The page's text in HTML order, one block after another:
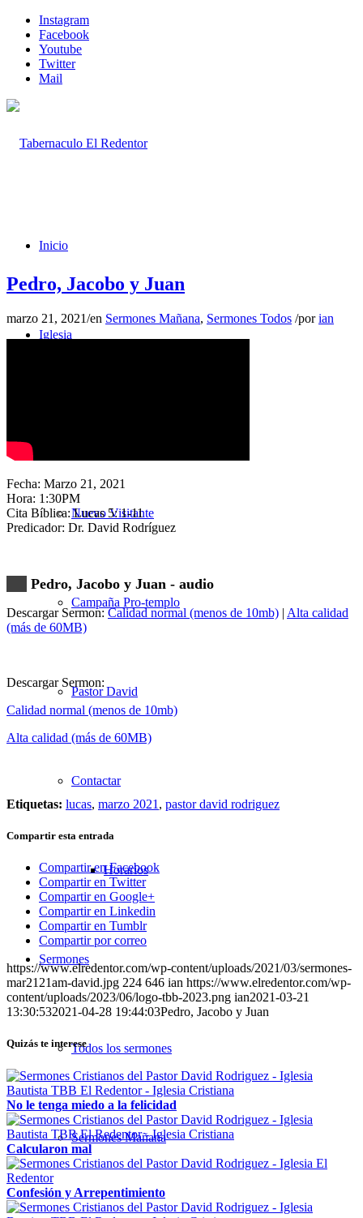
Instagram
Facebook
Youtube
Twitter
Mail
Inicio
Iglesia
Nuevo Visitante
Campaña Pro-templo
Pastor David
Contactar
Horarios
Sermones
Todos los sermones
Sermones Mañana
Pedro, Jacobo y Juan
marzo 21, 2021/en Sermones Mañana, Sermones Todos /porian
Fecha: Marzo 21, 2021
Hora: 1:30PM
Cita Bíblica: Lucas 5: 1-11
Predicador: Dr. David Rodríguez
Pedro, Jacobo y Juan - audio
Descargar Sermon:Calidad normal (menos de 10mb) | Alta calidad
(más de 60MB)
Descargar Sermon:
Calidad normal (menos de 10mb)
Alta calidad (más de 60MB)
Etiquetas: lucas, marzo 2021 , pastor david rodriguez
Compartir esta entrada
Compartir en Facebook
Compartir en Twitter
Compartir en Google+
Compartir en Linkedin
Compartir en Tumblr
Compartir por correo
https://www.elredentor.com/wp-content/uploads/2021/03/sermones-
mar2121am-david.jpg 224 646 ian https://www.elredentor.com/wp-
content/uploads/2023/06/logo-tbb-2023.png ian2021-03-21
13:30:532021-04-28 19:44:03Pedro, Jacobo y Juan
Quizás te interese
No le tenga miedo a la felicidad
Calcularon mal
Confesión y Arrepentimiento